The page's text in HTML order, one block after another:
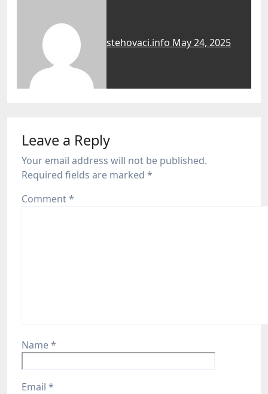
stehovaci.info May 24, 2025
Leave a Reply
Your email address will not be published.
Required fields are marked *
Comment*
Name*
Email *